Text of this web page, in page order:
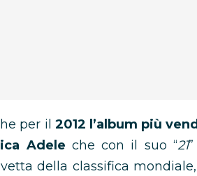
per il 2012 l’album più
Adele che con il suo “21
della classifica